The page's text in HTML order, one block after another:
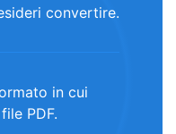
convertire.
in cui
PDF.